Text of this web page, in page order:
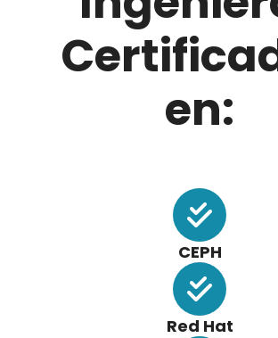
en:
CEPH
Red Hat